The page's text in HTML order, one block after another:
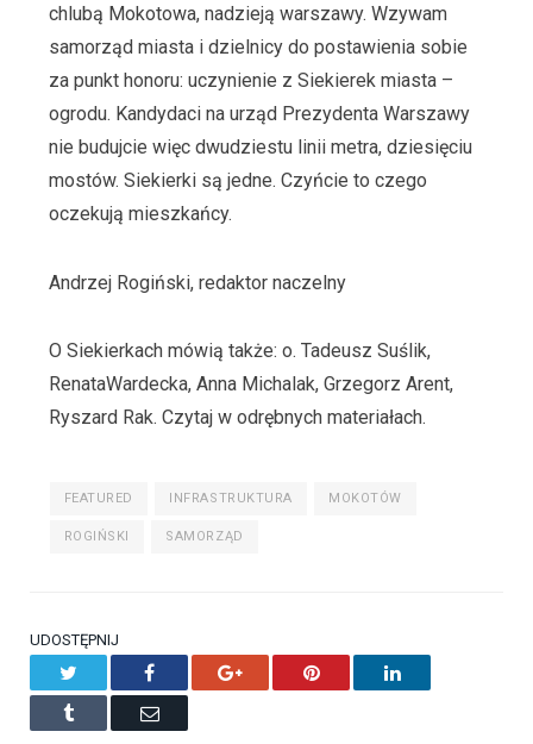
chlubą Mokotowa, nadzieją warszawy. Wzywam
samorząd miasta i dzielnicy do postawienia sobie
za punkt honoru: uczynienie z Siekierek miasta –
ogrodu. Kandydaci na urząd Prezydenta Warszawy
nie budujcie więc dwudziestu linii metra, dziesięciu
mostów. Siekierki są jedne. Czyńcie to czego
oczekują mieszkańcy.
Andrzej Rogiński, redaktor naczelny
O Siekierkach mówią także: o. Tadeusz Suślik,
RenataWardecka, Anna Michalak, Grzegorz Arent,
Ryszard Rak. Czytaj w odrębnych materiałach.
FEATURED INFRASTRUKTURA MOKOTÓW
ROGIŃSKI SAMORZĄD
UDOSTĘPNIJ
Facebook Google+ Pinterest LinkedIn
Tumblr Email